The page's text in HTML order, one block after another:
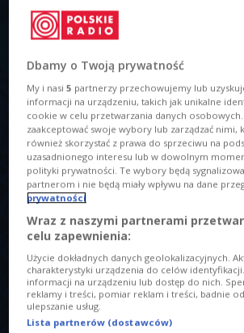
O AUDYCJI
00:00
Zdalnie czy stacjonarnie? Czy szybciej
kuchennym stole, czy przy biurkowym
Dbamy o Twoją prywatność
My i nasi5 partnerzy przechowujemy lub
informacji na urządzeniu, takich jak unikalne
cookie w celu przetwarzania danych
zaakceptować swoje wybory lub zarządzać nimi,
również skorzystać z prawa do sprzeciwu na
uzasadnionego interesu lub w dowolnym
polityki prywatności. Te wybory będą
partnerom i nie będą miały wpływu na dane
prywatności
Wraz z naszymi partnerami
celu zapewnienia:
Użycie dokładnych danych geolokalizacyjnych.
charakterystyki urządzenia do celów
informacji na urządzeniu lub dostęp do nich.
reklamy i treści, pomiar reklam i treści, badnie
ulepszanie usług.
Lista partnerów (dostawców)